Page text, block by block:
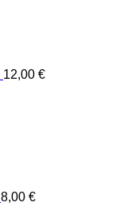
12,00 €
8,00 €